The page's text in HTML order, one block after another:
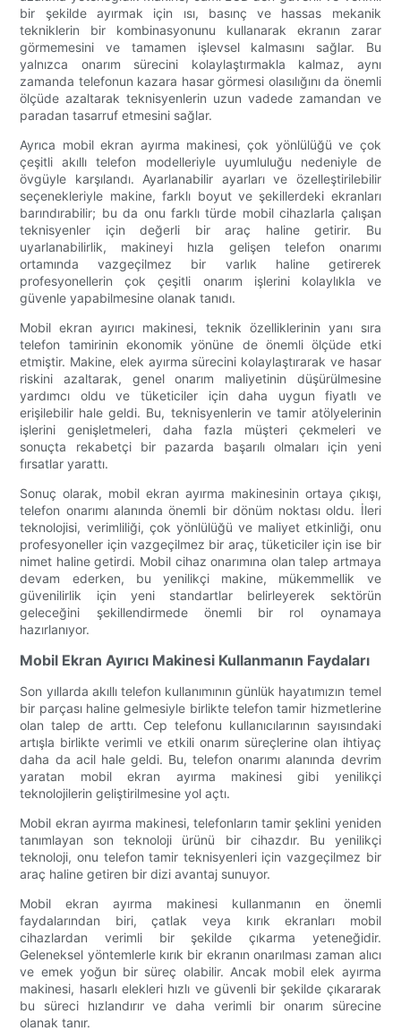
bir şekilde ayırmak için ısı, basınç ve hassas mekanik
tekniklerin bir kombinasyonunu kullanarak ekranın zarar
görmemesini ve tamamen işlevsel kalmasını sağlar. Bu
yalnızca onarım sürecini kolaylaştırmakla kalmaz, aynı
zamanda telefonun kazara hasar görmesi olasılığını da önemli
ölçüde azaltarak teknisyenlerin uzun vadede zamandan ve
paradan tasarruf etmesini sağlar.
Ayrıca mobil ekran ayırma makinesi, çok yönlülüğü ve çok
çeşitli akıllı telefon modelleriyle uyumluluğu nedeniyle de
övgüyle karşılandı. Ayarlanabilir ayarları ve özelleştirilebilir
seçenekleriyle makine, farklı boyut ve şekillerdeki ekranları
barındırabilir; bu da onu farklı türde mobil cihazlarla çalışan
teknisyenler için değerli bir araç haline getirir. Bu
uyarlanabilirlik, makineyi hızla gelişen telefon onarımı
ortamında vazgeçilmez bir varlık haline getirerek
profesyonellerin çok çeşitli onarım işlerini kolaylıkla ve
güvenle yapabilmesine olanak tanıdı.
Mobil ekran ayırıcı makinesi, teknik özelliklerinin yanı sıra
telefon tamirinin ekonomik yönüne de önemli ölçüde etki
etmiştir. Makine, elek ayırma sürecini kolaylaştırarak ve hasar
riskini azaltarak, genel onarım maliyetinin düşürülmesine
yardımcı oldu ve tüketiciler için daha uygun fiyatlı ve
erişilebilir hale geldi. Bu, teknisyenlerin ve tamir atölyelerinin
işlerini genişletmeleri, daha fazla müşteri çekmeleri ve
sonuçta rekabetçi bir pazarda başarılı olmaları için yeni
fırsatlar yarattı.
Sonuç olarak, mobil ekran ayırma makinesinin ortaya çıkışı,
telefon onarımı alanında önemli bir dönüm noktası oldu. İleri
teknolojisi, verimliliği, çok yönlülüğü ve maliyet etkinliği, onu
profesyoneller için vazgeçilmez bir araç, tüketiciler için ise bir
nimet haline getirdi. Mobil cihaz onarımına olan talep artmaya
devam ederken, bu yenilikçi makine, mükemmellik ve
güvenilirlik için yeni standartlar belirleyerek sektörün
geleceğini şekillendirmede önemli bir rol oynamaya
hazırlanıyor.
Mobil Ekran Ayırıcı Makinesi Kullanmanın Faydaları
Son yıllarda akıllı telefon kullanımının günlük hayatımızın temel
bir parçası haline gelmesiyle birlikte telefon tamir hizmetlerine
olan talep de arttı. Cep telefonu kullanıcılarının sayısındaki
artışla birlikte verimli ve etkili onarım süreçlerine olan ihtiyaç
daha da acil hale geldi. Bu, telefon onarımı alanında devrim
yaratan mobil ekran ayırma makinesi gibi yenilikçi
teknolojilerin geliştirilmesine yol açtı.
Mobil ekran ayırma makinesi, telefonların tamir şeklini yeniden
tanımlayan son teknoloji ürünü bir cihazdır. Bu yenilikçi
teknoloji, onu telefon tamir teknisyenleri için vazgeçilmez bir
araç haline getiren bir dizi avantaj sunuyor.
Mobil ekran ayırma makinesi kullanmanın en önemli
faydalarından biri, çatlak veya kırık ekranları mobil
cihazlardan verimli bir şekilde çıkarma yeteneğidir.
Geleneksel yöntemlerle kırık bir ekranın onarılması zaman alıcı
ve emek yoğun bir süreç olabilir. Ancak mobil elek ayırma
makinesi, hasarlı elekleri hızlı ve güvenli bir şekilde çıkararak
bu süreci hızlandırır ve daha verimli bir onarım sürecine
olanak tanır.